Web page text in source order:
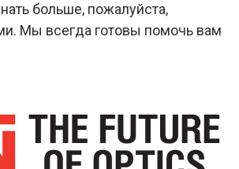
больше, пожалуйста,
Мы всегда готовы помочь вам